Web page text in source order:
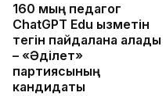
160 мың педагог
ChatGPT Edu қызметін
тегін пайдалана алады
– «Әділет»
партиясының
кандидаты